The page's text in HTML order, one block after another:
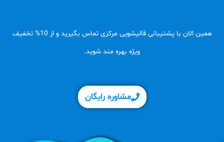
همین الان با پشتیبانی قالیشویی مرکزی تماس بگیرید و از 10% تخفیف
ویژه بهره مند شوید.
مشاوره رایگان